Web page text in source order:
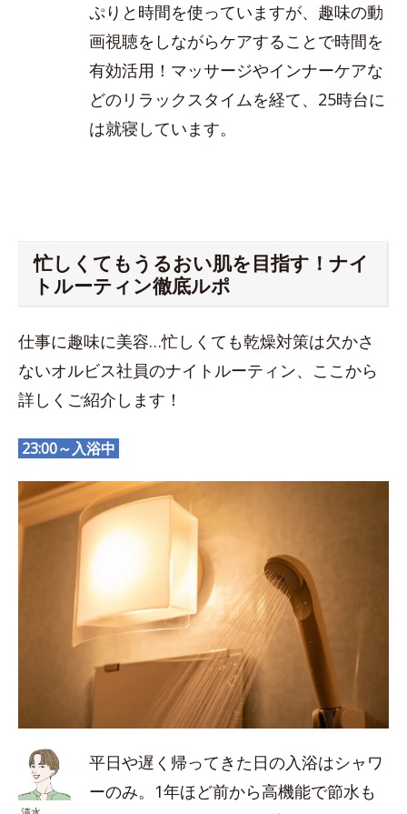
ぷりと時間を使っていますが、趣味の動
画視聴をしながらケアすることで時間を
有効活用！マッサージやインナーケアな
どのリラックスタイムを経て、25時台に
は就寝しています。
忙しくてもうるおい肌を目指す！ナイ
トルーティン徹底ルポ
仕事に趣味に美容…忙しくても乾燥対策は欠かさ
ないオルビス社員のナイトルーティン、ここから
詳しくご紹介します！
23:00～入浴中
平日や遅く帰ってきた日の入浴はシャワ
ーのみ。1年ほど前から高機能で節水も